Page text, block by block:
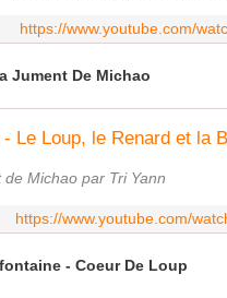
https://www.youtube.com/
Jument De Michao
de Michao par Tri Yann
https://www.youtube.com/
- Coeur De Loup